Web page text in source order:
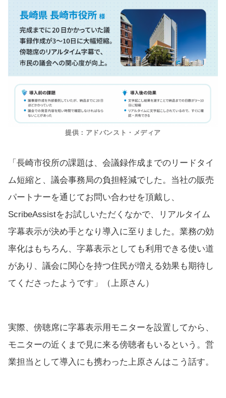
提供：アドバンスト・メディア
「長崎市役所の課題は、会議録作成までのリードタイ
ム短縮と、議会事務局の負担軽減でした。当社の販売
パートナーを通じてお問い合わせを頂戴し、
ScribeAssistをお試しいただくなかで、リアルタイム
字幕表示が決め手となり導入に至りました。業務の効
率化はもちろん、字幕表示としても利用できる使い道
があり、議会に関心を持つ住民が増える効果も期待し
てくださったようです」（上原さん）
実際、傍聴席に字幕表示用モニターを設置してから、
モニターの近くまで見に来る傍聴者もいるという。営
業担当として導入にも携わった上原さんはこう話す。